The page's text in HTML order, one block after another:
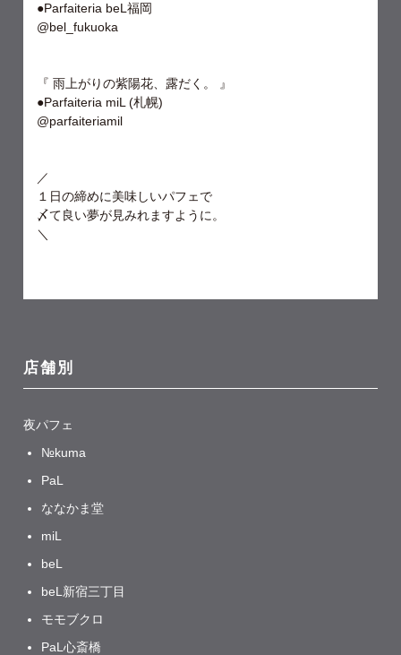
●Parfaiteria beL福岡
@bel_fukuoka
『 雨上がりの紫陽花、露だく。 』
●Parfaiteria miL (札幌)
@parfaiteriamil
／
１日の締めに美味しいパフェで
〆て良い夢が見みれますように。
＼
店舗別
夜パフェ
№kuma
PaL
ななかま堂
miL
beL
beL新宿三丁目
モモブクロ
PaL心斎橋